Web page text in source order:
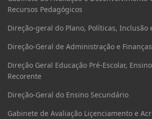
Recursos Pedagógicos
Direção-geral do Plano, Políticas, Inclusão
Direção-Geral de Administração e Finanças
Direção Geral Educação Pré-Escolar,
Recorente
Direção-Geral do Ensino Secundário
Gabinete de Avaliação Liçenciamento e